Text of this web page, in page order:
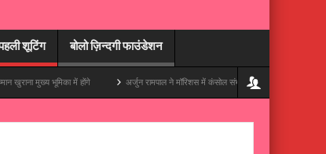
शूटिंग बोलो ज़िन्दगी फाउंडेशन
भूमिका में होंगे अर्जुन रामपाल ने मॉरिशस में कंसोल संभाला, अपनी ट्रिप की एक ज़बरदस्त झलक